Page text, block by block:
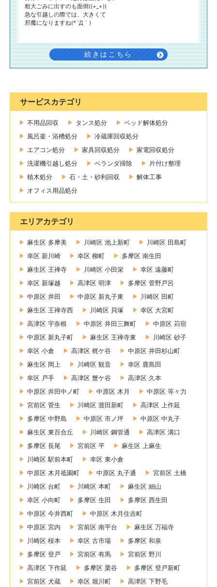
粗大ごみに出すのも面倒((+_+))
急な引越しの際では、大きくて
邪魔になりますね(*´Д｀)
続きはこちら
サービスカテゴリ
不用品回収 タンス処分
ベッド解体処分
風呂釜・浴槽処分
冷蔵庫回収処分
エアコン処分
家具回収処分
家電回収処分
洗濯機引越し処分
ベランダ掃除
片付け整理
植木処分
石・土・砂利回収
解体工事
オフィス用品処分
エリアカテゴリ
麻生区 多摩美 川崎区 池上新町
川崎区 田島町
幸区 新川崎
幸区 柳町
多摩区 南生田
麻生区 王禅寺
川崎区 小田栄
幸区 遠藤町
幸区 新塚越
高津区 明津
多摩区 菅野戸呂
中原区 井田
中原区 新丸子東
川崎区 田町
麻生区 王禅寺西
川崎区 貝塚
幸区 大宮町
高津区 宇奈根
中原区 井田三舞町
中原区 苅宿
中原区 新丸子町
麻生区 王禅寺東
川崎区 砂子
幸区 小倉
高津区 梶ケ谷
中原区 井田杉山町
麻生区 岡上
川崎区 観音
幸区 鹿島田
幸区 戸手
高津区 蟹ケ谷
高津区 久本
中原区 井田中ノ町
中原区 木月
中原区 等々力
宮前区 菅生
川崎区 渡田新町
高津区 上作延
多摩区 中野島
中原区 市ノ坪
中原区 中丸子
麻生区 東百合丘
川崎区 鋼管通
高津区 溝口
多摩区 長尾
宮前区 平
麻生区 上麻生
川崎区 駅前本町
幸区 東小倉
中原区 木月祗園町
中原区 丸子通
宮前区 土橋
川崎区 台町
川崎区 本町
麻生区 細山
幸区 小向町
多摩区 生田
多摩区 西生田
中原区 今井西町
中原区 木月住吉町
中原区 宮内
宮前区 南平台
麻生区 万福寺
川崎区 桜本
幸区 古市場
多摩区 和泉
多摩区 登戸
宮前区 有馬
宮前区 野川
高津区 下作延
多摩区 栗谷
多摩区 登戸新町
宮前区 犬蔵
幸区 堀川町
高津区 下野毛